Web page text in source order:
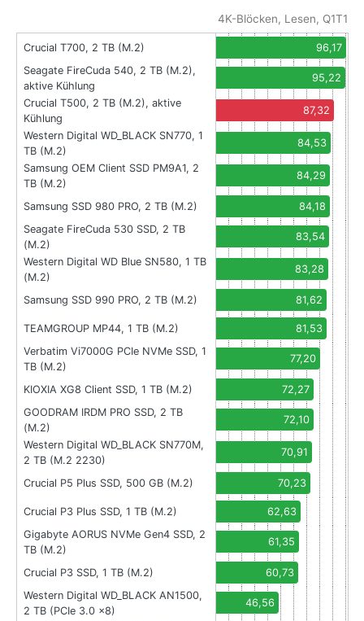
4K-Blöcken, Lesen, Q1T1
Crucial T700, 2 TB (M.2)
96,17
Seagate FireCuda 540, 2 TB (M.2),
aktive Kühlung
95,22
Crucial T500, 2 TB (M.2), aktive
Kühlung
87,32
Western Digital WD_BLACK SN770, 1
TB (M.2)
84,53
Samsung OEM Client SSD PM9A1, 2
TB (M.2)
84,29
Samsung SSD 980 PRO, 2 TB (M.2)
84,18
Seagate FireCuda 530 SSD, 2 TB
(M.2)
83,54
Western Digital WD Blue SN580, 1 TB
(M.2)
83,28
Samsung SSD 990 PRO, 2 TB (M.2) 81,62
TEAMGROUP MP44, 1 TB (M.2)
81,53
Verbatim Vi7000G PCIe NVMe SSD, 1
TB (M.2)
77,20
KIOXIA XG8 Client SSD, 1 TB (M.2)
72,27
GOODRAM IRDM PRO SSD, 2 TB
(M.2)
72,10
Western Digital WD_BLACK SN770M,
2 TB (M.2 2230)
70,91
Crucial P5 Plus SSD, 500 GB (M.2) 70,23
Crucial P3 Plus SSD, 1 TB (M.2)
62,63
Gigabyte AORUS NVMe Gen4 SSD, 2
TB (M.2)
61,35
Crucial P3 SSD, 1 TB (M.2)
60,73
Western Digital WD_BLACK AN1500,
2 TB (PCIe 3.0 x8)
46,56